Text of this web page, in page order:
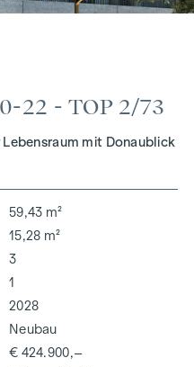
22 - TOP 2/73
mit Donaublick
59,43 m²
15,28 m²
3
1
2028
Neubau
€ 424.900,–